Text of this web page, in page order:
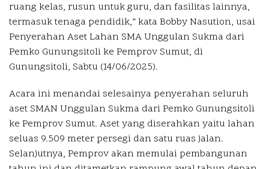
ruang kelas, rusun untuk guru, dan fasilitas lainnya,
termasuk tenaga pendidik,” kata Bobby Nasution, usai
Penyerahan Aset Lahan SMA Unggulan Sukma dari
Pemko Gunungsitoli ke Pemprov Sumut, di
Gunungsitoli, Sabtu (14/06/2025).
Acara ini menandai selesainya penyerahan seluruh
aset SMAN Unggulan Sukma dari Pemko Gunungsitoli
ke Pemprov Sumut. Aset yang diserahkan yaitu lahan
seluas 9.509 meter persegi dan satu ruas jalan.
Selanjutnya, Pemprov akan memulai pembangunan